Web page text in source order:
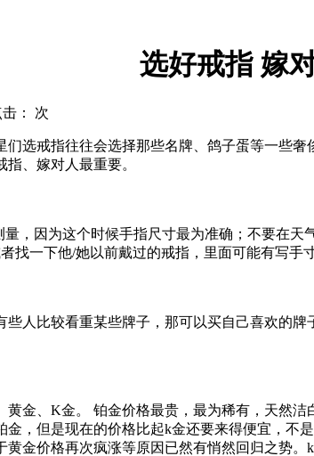
选好戒指 嫁
： 次
戒指往往会选择那些名牌、鸽子蛋等一些奢
、嫁对人最重要。
因为这个时候手指尺寸最为准确；不要在天
找一下他/她以前戴过的戒指，里面可能有写手寸
比较看重某些牌子，那可以买自己喜欢的牌
、K金。 铂金价格最贵，最为稀有，天然洁
，但是现在的价格比起k金还要来得便宜，
金价格再次疯涨等原因已然有悄然回归之势